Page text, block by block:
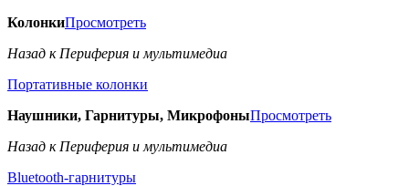
КолонкиПросмотреть
Назад к Периферия и мультимедиа
Портативные колонки
Наушники, Гарнитуры, МикрофоныПросмотреть
Назад к Периферия и мультимедиа
Bluetooth-гарнитуры